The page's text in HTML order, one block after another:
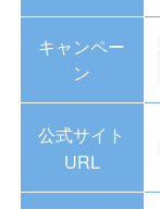
キャンペー
ン
公式サイト
URL